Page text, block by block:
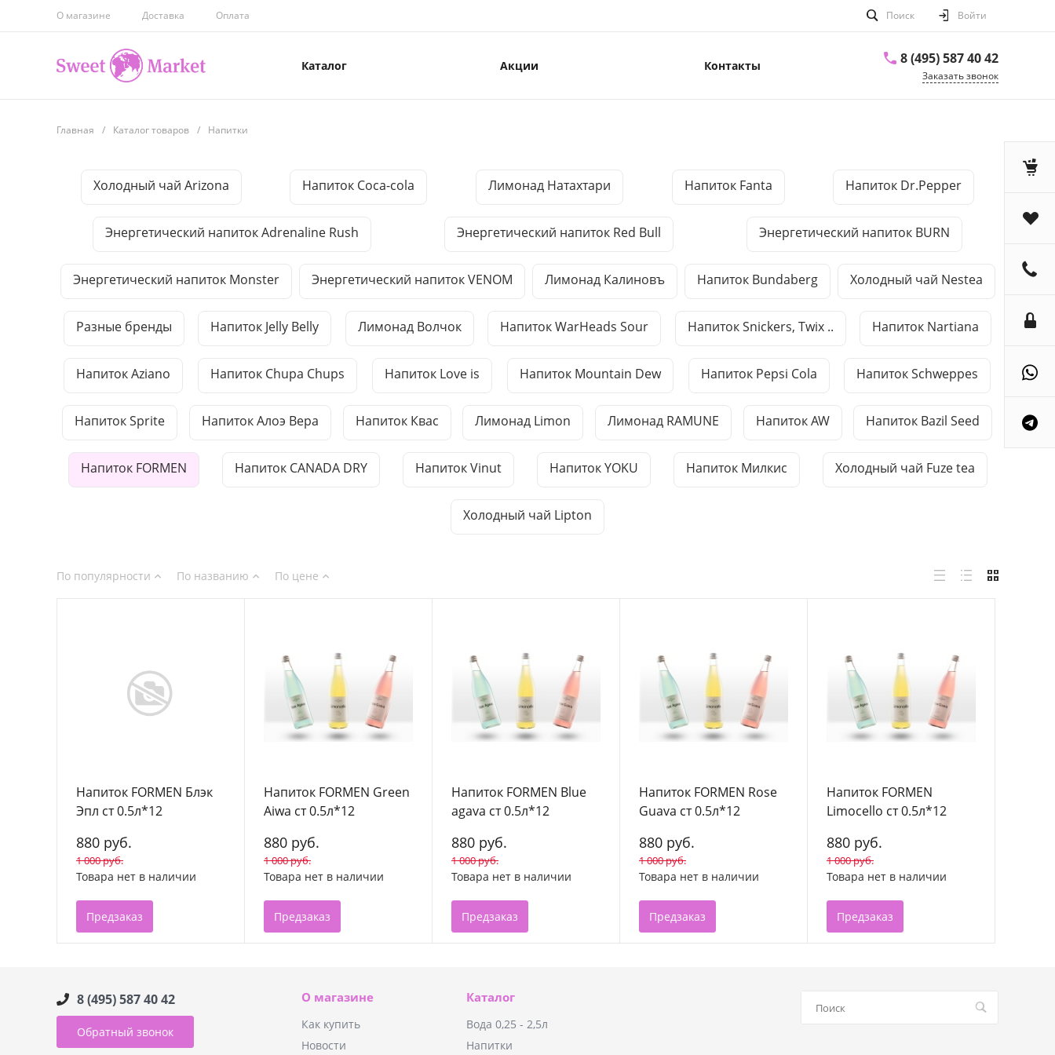
О магазине Доставка Оплата Поиск Войти
Каталог Акции Контакты 8 (495) 587 40 42
Заказать звонок
Главная / Каталог товаров / Напитки
Холодный чай Arizona Напиток Coca-cola Лимонад Натахтари Напиток Fanta Напиток Dr.Pepper
Энергетический напиток Adrenaline Rush Энергетический напиток Red Bull Энергетический напиток BURN
Энергетический напиток Monster Энергетический напиток VENOM Лимонад Калиновъ Напиток Bundaberg Холодный чай Nestea
Разные бренды Напиток Jelly Belly Лимонад Волчок Напиток WarHeads Sour Напиток Snickers, Twix .. Напиток Nartiana
Напиток Aziano Напиток Chupa Chups Напиток Love is Напиток Mountain Dew Напиток Pepsi Cola Напиток Schweppes
Напиток Sprite Напиток Алоэ Вера Напиток Квас Лимонад Limon Лимонад RAMUNE Напиток AW Напиток Bazil Seed
Напиток FORMEN Напиток CANADA DRY Напиток Vinut Напиток YOKU Напиток Милкис Холодный чай Fuze tea
Холодный чай Lipton
По популярности По названию По цене
Напиток FORMEN Блэк
Эпл ст 0.5л*12
880 руб.
1 000 руб.
Товара нет в наличии
Предзаказ
Напиток FORMEN Green
Aiwa ст 0.5л*12
880 руб.
1 000 руб.
Товара нет в наличии
Предзаказ
Напиток FORMEN Blue
agava ст 0.5л*12
880 руб.
1 000 руб.
Товара нет в наличии
Предзаказ
Напиток FORMEN Rose
Guava ст 0.5л*12
880 руб.
1 000 руб.
Товара нет в наличии
Предзаказ
Напиток FORMEN
Limocello ст 0.5л*12
880 руб.
1 000 руб.
Товара нет в наличии
Предзаказ
8 (495) 587 40 42
Обратный звонок
О магазине
Как купить
Новости
Каталог
Вода 0,25 - 2,5л
Напитки